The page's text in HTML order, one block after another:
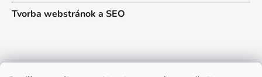
Tvorba webstránok a SEO